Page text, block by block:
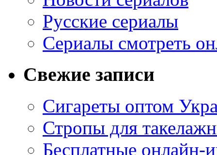
Русские сериалы
Сериалы смотреть
Свежие записи
Сигареты оптом
Стропы для
Бесплатные